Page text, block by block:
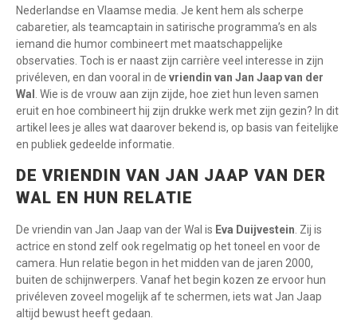
Nederlandse en Vlaamse media. Je kent hem als scherpe
cabaretier, als teamcaptain in satirische programma’s en als
iemand die humor combineert met maatschappelijke
observaties. Toch is er naast zijn carrière veel interesse in zijn
privéleven, en dan vooral in de vriendin van Jan Jaap van der
Wal
. Wie is de vrouw aan zijn zijde, hoe ziet hun leven samen
eruit en hoe combineert hij zijn drukke werk met zijn gezin? In dit
artikel lees je alles wat daarover bekend is, op basis van feitelijke
en publiek gedeelde informatie.
DE VRIENDIN VAN JAN JAAP VAN DER
WAL EN HUN RELATIE
De vriendin van Jan Jaap van der Wal is Eva Duijvestein. Zij is
actrice en stond zelf ook regelmatig op het toneel en voor de
camera. Hun relatie begon in het midden van de jaren 2000,
buiten de schijnwerpers. Vanaf het begin kozen ze ervoor hun
privéleven zoveel mogelijk af te schermen, iets wat Jan Jaap
altijd bewust heeft gedaan.